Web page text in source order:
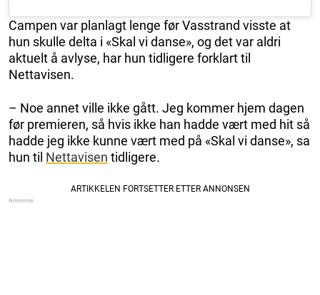
Campen var planlagt lenge før Vasstrand visste at
hun skulle delta i «Skal vi danse», og det var aldri
aktuelt å avlyse, har hun tidligere forklart til
Nettavisen.
– Noe annet ville ikke gått. Jeg kommer hjem dagen
før premieren, så hvis ikke han hadde vært med hit så
hadde jeg ikke kunne vært med på «Skal vi danse», sa
hun til Nettavisen tidligere.